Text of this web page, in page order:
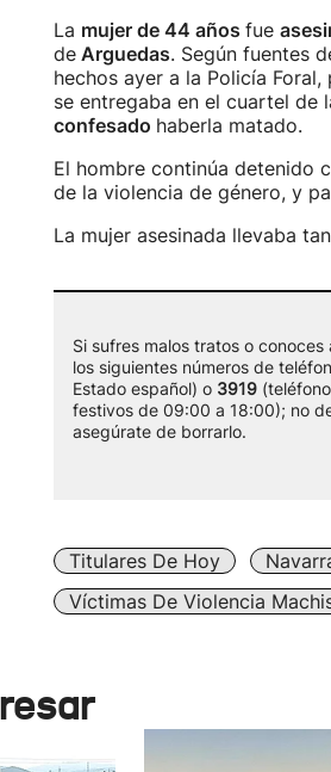
La mujer de 44 años fue
deArguedas. Según fuentes
hechos ayer a la Policía
se entregaba en el cuartel de
confesado haberla matado.
El hombre continúa detenido
de la violencia de género, y
La mujer asesinada llevaba
Si sufres malos tratos o
los siguientes números de
Estado español) o 3919(teléfono
festivos de 09:00 a 18:00); no
asegúrate de borrarlo.
Titulares De Hoy
Víctimas De Violencia